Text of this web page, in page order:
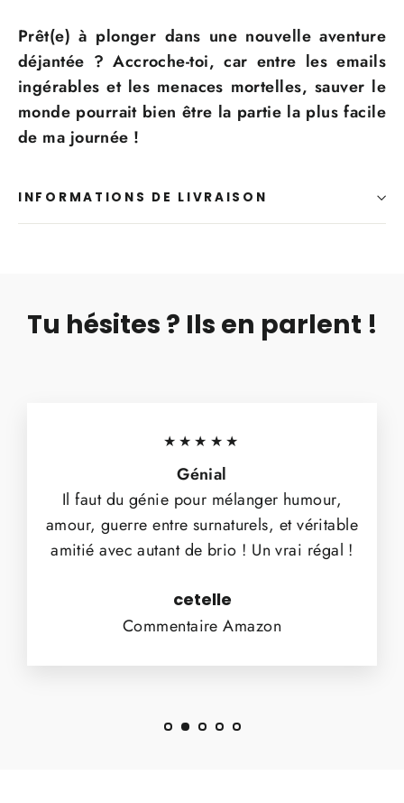
Prêt(e) à plonger dans une nouvelle aventure
déjantée ? Accroche-toi, car entre les emails
ingérables et les menaces mortelles, sauver le
monde pourrait bien être la partie la plus facile
de ma journée !
INFORMATIONS DE LIVRAISON
Tu hésites ? Ils en parlent !
★★★★★
Génial
Il faut du génie pour mélanger humour,
amour, guerre entre surnaturels, et véritable
amitié avec autant de brio ! Un vrai régal !
cetelle
Commentaire Amazon